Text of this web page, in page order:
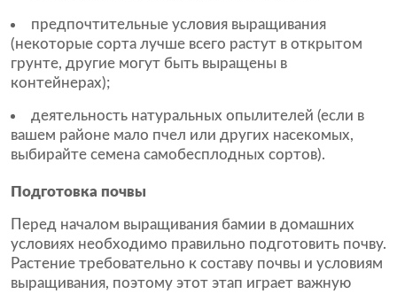
предпочтительные условия выращивания
(некоторые сорта лучше всего растут в открытом
грунте, другие могут быть выращены в
контейнерах);
деятельность натуральных опылителей (если в
вашем районе мало пчел или других насекомых,
выбирайте семена самобесплодных сортов).
Подготовка почвы
Перед началом выращивания бамии в домашних
условиях необходимо правильно подготовить почву.
Растение требовательно к составу почвы и условиям
выращивания, поэтому этот этап играет важную